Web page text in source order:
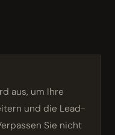
aus, um Ihre
und die Lead-
Sie nicht